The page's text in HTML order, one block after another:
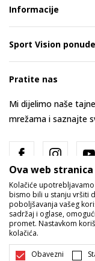
Informacije
Sport Vision ponude
Pratite nas
Mi dijelimo naše
mrežama i saznajte
Bosna i
Ova web
Kolačiće
bismo bili u stanju vršiti
poboljšavanja vašeg
sadržaj i oglase,
promet. Nastavkom
kolačića.
Obavezni